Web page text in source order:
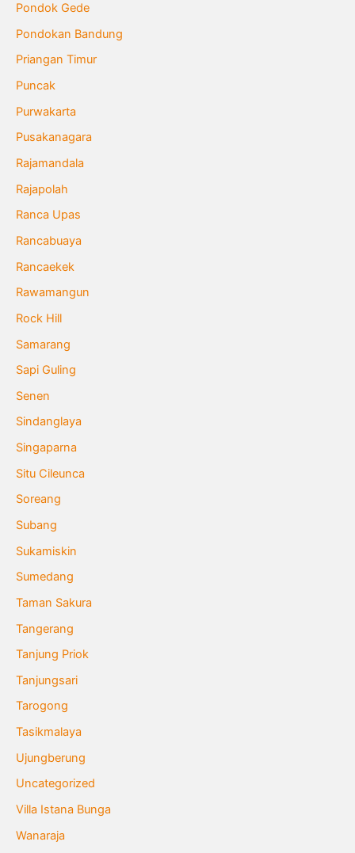
Pondok Gede
Pondokan Bandung
Priangan Timur
Puncak
Purwakarta
Pusakanagara
Rajamandala
Rajapolah
Ranca Upas
Rancabuaya
Rancaekek
Rawamangun
Rock Hill
Samarang
Sapi Guling
Senen
Sindanglaya
Singaparna
Situ Cileunca
Soreang
Subang
Sukamiskin
Sumedang
Taman Sakura
Tangerang
Tanjung Priok
Tanjungsari
Tarogong
Tasikmalaya
Ujungberung
Uncategorized
Villa Istana Bunga
Wanaraja